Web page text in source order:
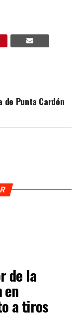
Punta Cardón
de la
en
a tiros